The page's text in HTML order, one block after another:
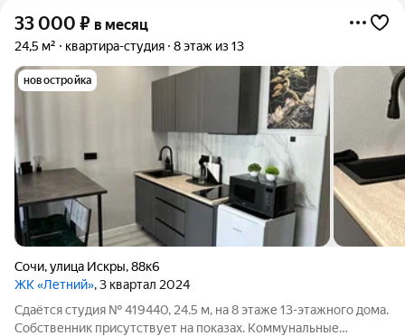
33 000 ₽ в месяц
24,5 м² квартира-студия 8 этаж из 13
новостройка
Сочи,улица Искры,88к6
ЖК «Летний», 3 квартал 2024
Сдаётся студия № 419440, 24.5 м, на 8 этаже 13-этажного дома.
Собственник присутствует на показах. Коммунальные